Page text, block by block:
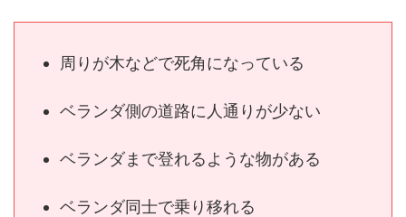
周りが木などで死角になっている
ベランダ側の道路に人通りが少ない
ベランダまで登れるような物がある
ベランダ同士で乗り移れる